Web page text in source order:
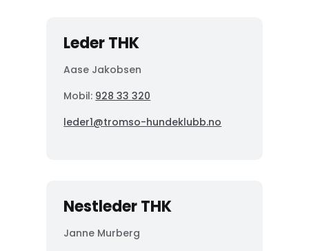
Leder THK
Aase Jakobsen
Mobil: 928 33 320
leder1@tromso-hundeklubb.no
Nestleder THK
Janne Murberg